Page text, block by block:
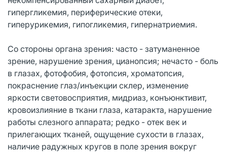
гипергликемия, периферические отеки,
гиперурикемия, гипогликемия, гипернатриемия.
Со стороны органа зрения: часто - затуманенное
зрение, нарушение зрения, цианопсия; нечасто - боль
в глазах, фотофобия, фотопсия, хроматопсия,
покраснение глаз/инъекции склер, изменение
яркости световосприятия, мидриаз, конъюнктивит,
кровоизлияние в ткани глаза, катаракта, нарушение
работы слезного аппарата; редко - отек век и
прилегающих тканей, ощущение сухости в глазах,
наличие радужных кругов в поле зрения вокруг